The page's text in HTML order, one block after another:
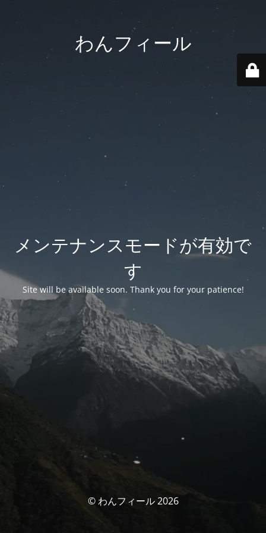
わんフィール
メンテナンスモードが有効で
す
Site will be available soon. Thank you for your patience!
© わんフィール 2026